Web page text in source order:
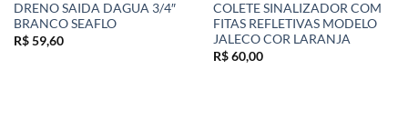
DRENO SAIDA DAGUA 3/4″
BRANCO SEAFLO
R$59,60
COLETE SINALIZADOR COM
FITAS REFLETIVAS MODELO
JALECO COR LARANJA
R$60,00